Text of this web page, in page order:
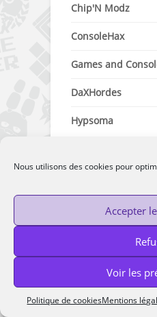
Nous utilisons des cookies pour
Accepter
Voir les
Politique de cookiesMentions
Chip'N Modz
ConsoleHax
Games and
DaXHordes
Hypsoma
Catégories
Catégories
Archives